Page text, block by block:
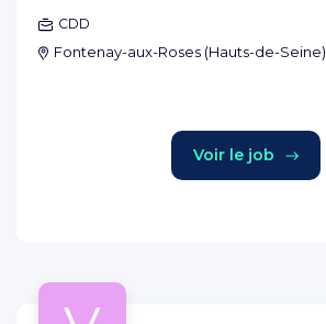
CDD
Fontenay-aux-Roses (Hauts-de-Seine)
Voir le job